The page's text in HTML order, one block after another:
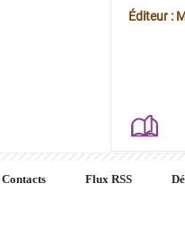
Éditeur :
Contacts Flux RSS